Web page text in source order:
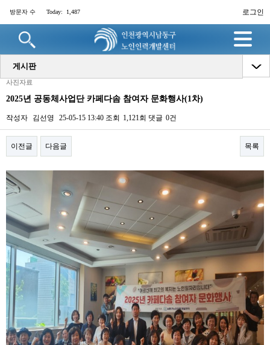
로그인
방문자 수 Today: 1,487
게시판
사진자료
2025년 공동체사업단 카페다솜 참여자 문화행사(1차)
작성자 김선영 25-05-15 13:40 조회 1,121회 댓글 0건
이전글 다음글 목록
본문